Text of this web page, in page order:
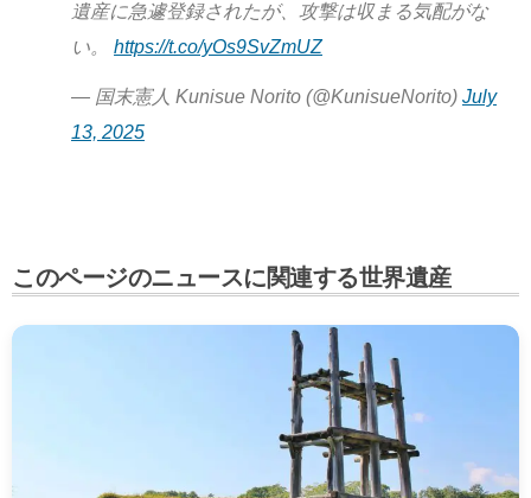
遺産に急遽登録されたが、攻撃は収まる気配がな
い。 https://t.co/yOs9SvZmUZ
— 国末憲人 Kunisue Norito (@KunisueNorito) July
13, 2025
このページのニュースに関連する世界遺産